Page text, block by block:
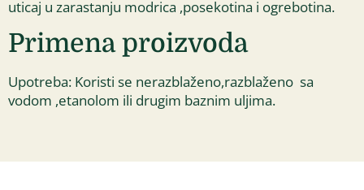
uticaj u zarastanju modrica ,posekotina i ogrebotina.
Primena proizvoda
Upotreba: Koristi se nerazblaženo,razblaženo sa
vodom ,etanolom ili drugim baznim uljima.